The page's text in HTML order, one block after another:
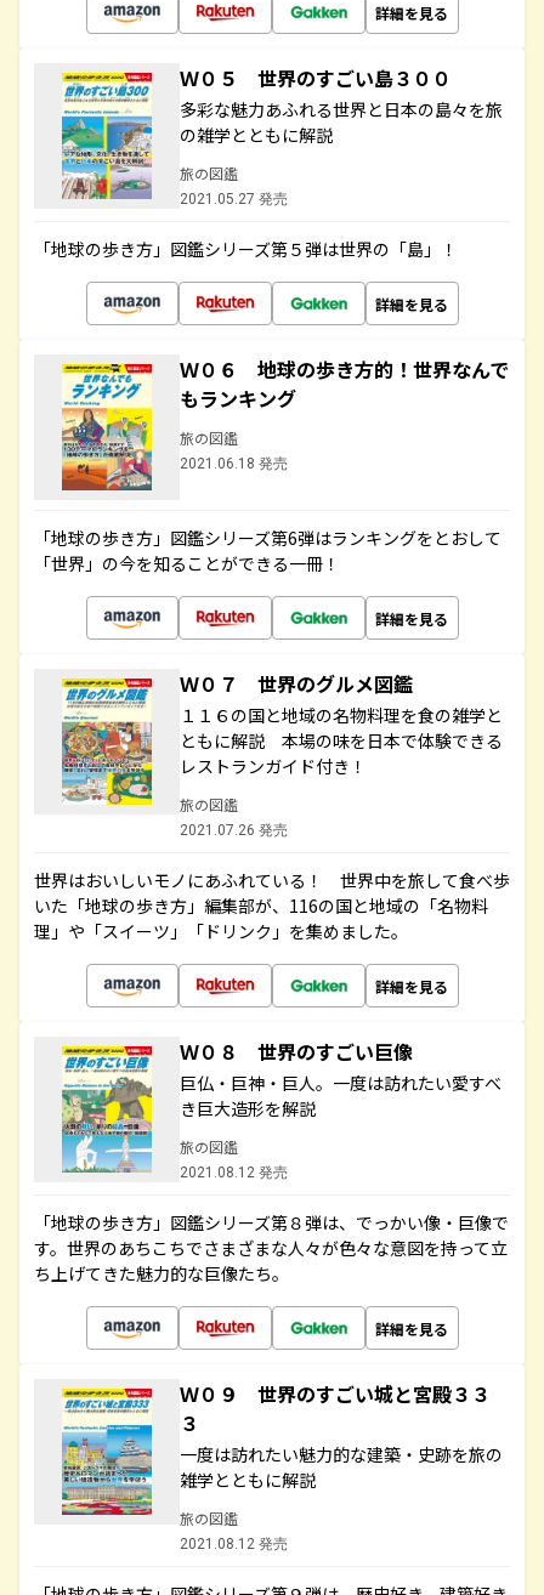
詳細を見る
Ｗ０５ 世界のすごい島３００
多彩な魅力あふれる世界と日本の島々を旅
の雑学とともに解説
旅の図鑑
2021.05.27 発売
「地球の歩き方」図鑑シリーズ第５弾は世界の「島」！
詳細を見る
Ｗ０６ 地球の歩き方的！世界なんで
もランキング
旅の図鑑
2021.06.18 発売
「地球の歩き方」図鑑シリーズ第6弾はランキングをとおして
「世界」の今を知ることができる一冊！
詳細を見る
Ｗ０７ 世界のグルメ図鑑
１１６の国と地域の名物料理を食の雑学と
ともに解説 本場の味を日本で体験できる
レストランガイド付き！
旅の図鑑
2021.07.26 発売
世界はおいしいモノにあふれている！ 世界中を旅して食べ歩
いた「地球の歩き方」編集部が、116の国と地域の「名物料
理」や「スイーツ」「ドリンク」を集めました。
詳細を見る
Ｗ０８ 世界のすごい巨像
巨仏・巨神・巨人。一度は訪れたい愛すべ
き巨大造形を解説
旅の図鑑
2021.08.12 発売
「地球の歩き方」図鑑シリーズ第８弾は、でっかい像・巨像で
す。世界のあちこちでさまざまな人々が色々な意図を持って立
ち上げてきた魅力的な巨像たち。
詳細を見る
Ｗ０９ 世界のすごい城と宮殿３３
３
一度は訪れたい魅力的な建築・史跡を旅の
雑学とともに解説
旅の図鑑
2021.08.12 発売